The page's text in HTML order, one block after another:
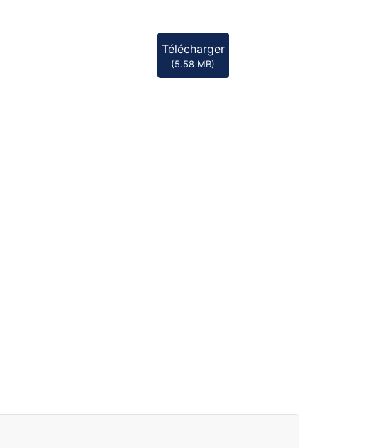
Télécharger
(5.58 MB)